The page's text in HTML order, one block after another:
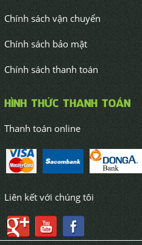
Chính sách vận chuyển
Chính sách bảo mật
Chính sách thanh toán
HÌNH THỨC THANH TOÁN
Thanh toán online
Liên kết với chúng tôi